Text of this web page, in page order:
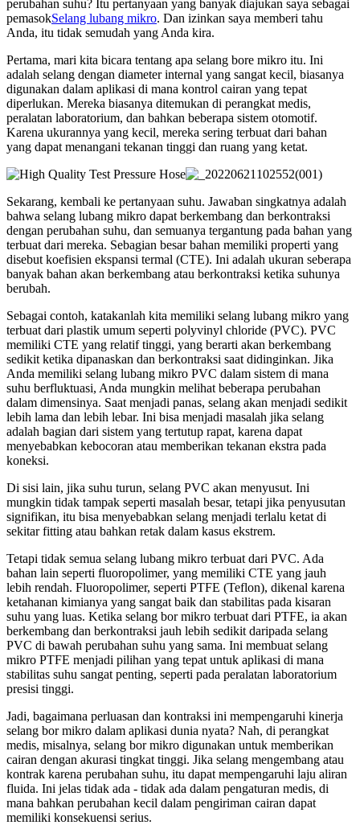
perubahan suhu? Itu pertanyaan yang banyak diajukan saya sebagai
pemasokSelang lubang mikro. Dan izinkan saya memberi tahu
Anda, itu tidak semudah yang Anda kira.
Pertama, mari kita bicara tentang apa selang bore mikro itu. Ini
adalah selang dengan diameter internal yang sangat kecil, biasanya
digunakan dalam aplikasi di mana kontrol cairan yang tepat
diperlukan. Mereka biasanya ditemukan di perangkat medis,
peralatan laboratorium, dan bahkan beberapa sistem otomotif.
Karena ukurannya yang kecil, mereka sering terbuat dari bahan
yang dapat menangani tekanan tinggi dan ruang yang ketat.
Sekarang, kembali ke pertanyaan suhu. Jawaban singkatnya adalah
bahwa selang lubang mikro dapat berkembang dan berkontraksi
dengan perubahan suhu, dan semuanya tergantung pada bahan yang
terbuat dari mereka. Sebagian besar bahan memiliki properti yang
disebut koefisien ekspansi termal (CTE). Ini adalah ukuran seberapa
banyak bahan akan berkembang atau berkontraksi ketika suhunya
berubah.
Sebagai contoh, katakanlah kita memiliki selang lubang mikro yang
terbuat dari plastik umum seperti polyvinyl chloride (PVC). PVC
memiliki CTE yang relatif tinggi, yang berarti akan berkembang
sedikit ketika dipanaskan dan berkontraksi saat didinginkan. Jika
Anda memiliki selang lubang mikro PVC dalam sistem di mana
suhu berfluktuasi, Anda mungkin melihat beberapa perubahan
dalam dimensinya. Saat menjadi panas, selang akan menjadi sedikit
lebih lama dan lebih lebar. Ini bisa menjadi masalah jika selang
adalah bagian dari sistem yang tertutup rapat, karena dapat
menyebabkan kebocoran atau memberikan tekanan ekstra pada
koneksi.
Di sisi lain, jika suhu turun, selang PVC akan menyusut. Ini
mungkin tidak tampak seperti masalah besar, tetapi jika penyusutan
signifikan, itu bisa menyebabkan selang menjadi terlalu ketat di
sekitar fitting atau bahkan retak dalam kasus ekstrem.
Tetapi tidak semua selang lubang mikro terbuat dari PVC. Ada
bahan lain seperti fluoropolimer, yang memiliki CTE yang jauh
lebih rendah. Fluoropolimer, seperti PTFE (Teflon), dikenal karena
ketahanan kimianya yang sangat baik dan stabilitas pada kisaran
suhu yang luas. Ketika selang bor mikro terbuat dari PTFE, ia akan
berkembang dan berkontraksi jauh lebih sedikit daripada selang
PVC di bawah perubahan suhu yang sama. Ini membuat selang
mikro PTFE menjadi pilihan yang tepat untuk aplikasi di mana
stabilitas suhu sangat penting, seperti pada peralatan laboratorium
presisi tinggi.
Jadi, bagaimana perluasan dan kontraksi ini mempengaruhi kinerja
selang bor mikro dalam aplikasi dunia nyata? Nah, di perangkat
medis, misalnya, selang bor mikro digunakan untuk memberikan
cairan dengan akurasi tingkat tinggi. Jika selang mengembang atau
kontrak karena perubahan suhu, itu dapat mempengaruhi laju aliran
fluida. Ini jelas tidak ada - tidak ada dalam pengaturan medis, di
mana bahkan perubahan kecil dalam pengiriman cairan dapat
memiliki konsekuensi serius.